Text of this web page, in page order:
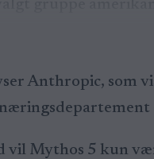
Anthropic, som
vil Mythos 5 kun